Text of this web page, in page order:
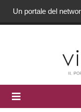
Un portale del